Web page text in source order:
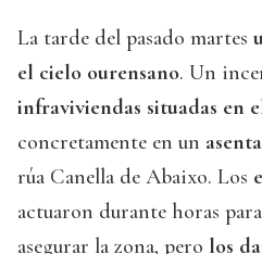
La tarde del pasado martes
el cielo ourensano. Un
infraviviendas situadas en
concretamente en un
rúa Canella de Abaixo. Los
actuaron durante horas
asegurar la zona, pero los